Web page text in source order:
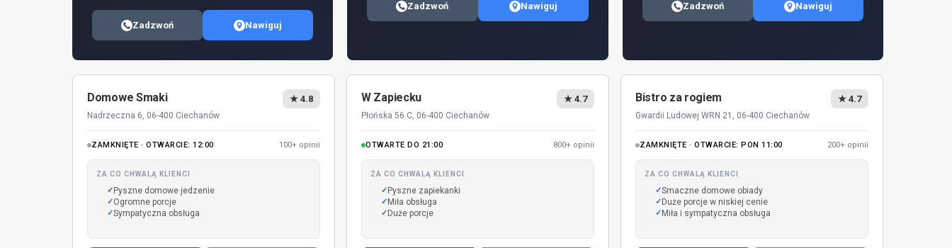
Zadzwoń Nawiguj
Zadzwoń Nawiguj Zadzwoń Nawiguj
Domowe Smaki
Nadrzeczna 6, 06-400 Ciechanów
★ 4.8
ZAMKNIĘTE · OTWARCIE: 12:00 100+ opinii
ZA CO CHWALĄ KLIENCI
Pyszne domowe jedzenie
Ogromne porcje
Sympatyczna obsługa
W Zapiecku
Płońska 56 C, 06-400 Ciechanów
★ 4.7
OTWARTE DO 21:00 800+ opinii
ZA CO CHWALĄ KLIENCI
Pyszne zapiekanki
Miła obsługa
Duże porcje
Bistro za rogiem
Gwardii Ludowej WRN 21, 06-400 Ciechanów
★ 4.7
ZAMKNIĘTE · OTWARCIE: PON 11:00 200+ opinii
ZA CO CHWALĄ KLIENCI
Smaczne domowe obiady
Duże porcje w niskiej cenie
Miła i sympatyczna obsługa